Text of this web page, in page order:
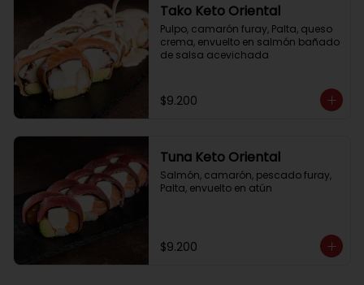
Tako Keto Oriental
Pulpo, camarón furay, Palta, queso
crema, envuelto en salmón bañado
de salsa acevichada
$9.200
Tuna Keto Oriental
Salmón, camarón, pescado furay,
Palta, envuelto en atún
$9.200